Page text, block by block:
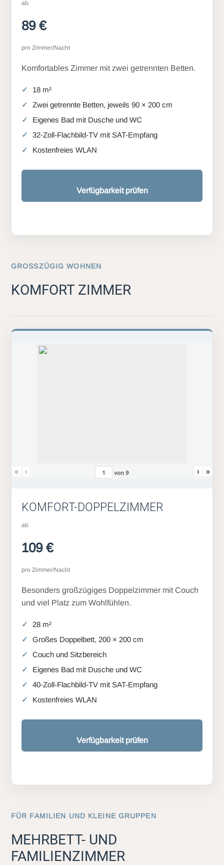
ab
89 €
pro Zimmer/Nacht
Komfortables Zimmer mit zwei getrennten Betten.
18 m²
Zwei getrennte Betten, jeweils 90 × 200 cm
Eigenes Bad mit Dusche und WC
32-Zoll-Flachbild-TV mit SAT-Empfang
Kostenfreies WLAN
Verfügbarkeit prüfen
GROSSZÜGIG WOHNEN
KOMFORT ZIMMER
« ‹ von9 › »
KOMFORT-DOPPELZIMMER
ab
109 €
pro Zimmer/Nacht
Besonders großzügiges Doppelzimmer mit Couch
und viel Platz zum Wohlfühlen.
28 m²
Großes Doppelbett, 200 × 200 cm
Couch und Sitzbereich
Eigenes Bad mit Dusche und WC
40-Zoll-Flachbild-TV mit SAT-Empfang
Kostenfreies WLAN
Verfügbarkeit prüfen
FÜR FAMILIEN UND KLEINE GRUPPEN
MEHRBETT- UND
FAMILIENZIMMER